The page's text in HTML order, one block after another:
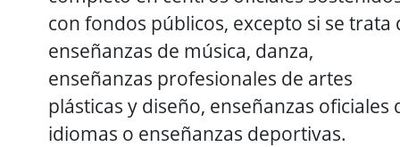
con fondos públicos, excepto si se trata
enseñanzas de música, danza,
enseñanzas profesionales de artes
plásticas y diseño, enseñanzas oficiales
idiomas o enseñanzas deportivas.